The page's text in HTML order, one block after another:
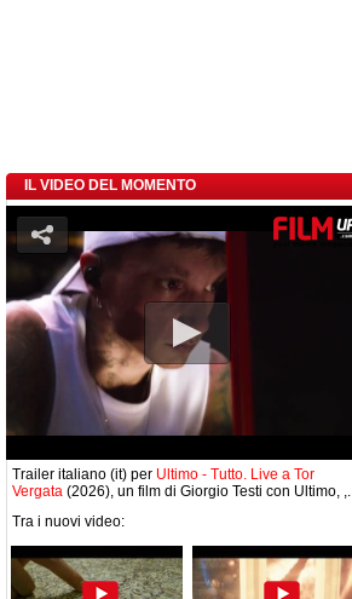
IL VIDEO DEL MOMENTO
Trailer italiano (it) per Ultimo - Tutto. Live a Tor
Vergata (2026), un film di Giorgio Testi con Ultimo, ,.
Tra i nuovi video: